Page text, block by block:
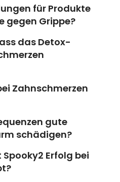
für Produkte
gegen Grippe?
das Detox-
Zahnschmerzen
gute
schädigen?
Erfolg bei